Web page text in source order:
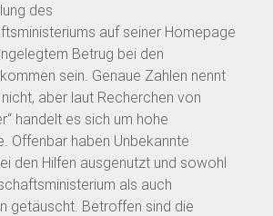
des
auf seiner Homepage
Betrug bei den
sein. Genaue Zahlen nennt
aber laut Recherchen von
handelt es sich um hohe
Offenbar haben Unbekannte
den Hilfen ausgenutzt und sowohl
als auch
getäuscht. Betroffen sind die